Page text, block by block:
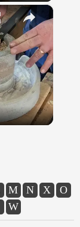
×
M N X
O
W